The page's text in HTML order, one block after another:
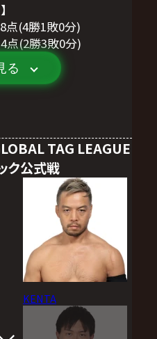
点(4勝1敗0分)
4点(2勝3敗0分)
る
TAG LEAGUE
公式戦
KENTA